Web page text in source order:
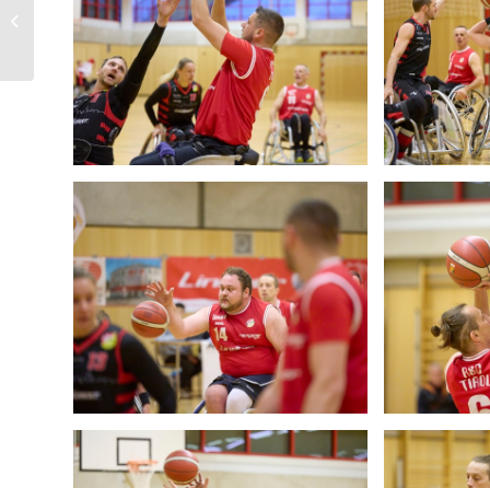
Schwarzenbergturnier,
06.01.2024, Wals